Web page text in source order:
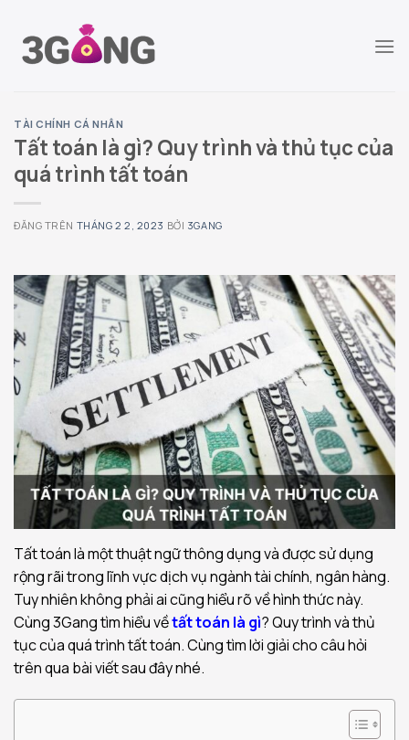
đến
TÀI CHÍNH CÁ NHÂN
Tất toán là gì? Quy trình và thủ tục của
quá trình tất toán
ĐĂNG TRÊN THÁNG 2 2, 2023 BỞI 3GANG
Tất toán là một thuật ngữ thông dụng và được sử dụng
rộng rãi trong lĩnh vực dịch vụ ngành tài chính, ngân hàng.
Tuy nhiên không phải ai cũng hiểu rõ về hình thức này.
Cùng 3Gang tìm hiểu vềtất toán là gì? Quy trình và thủ
tục của quá trình tất toán. Cùng tìm lời giải cho câu hỏi
trên qua bài viết sau đây nhé.